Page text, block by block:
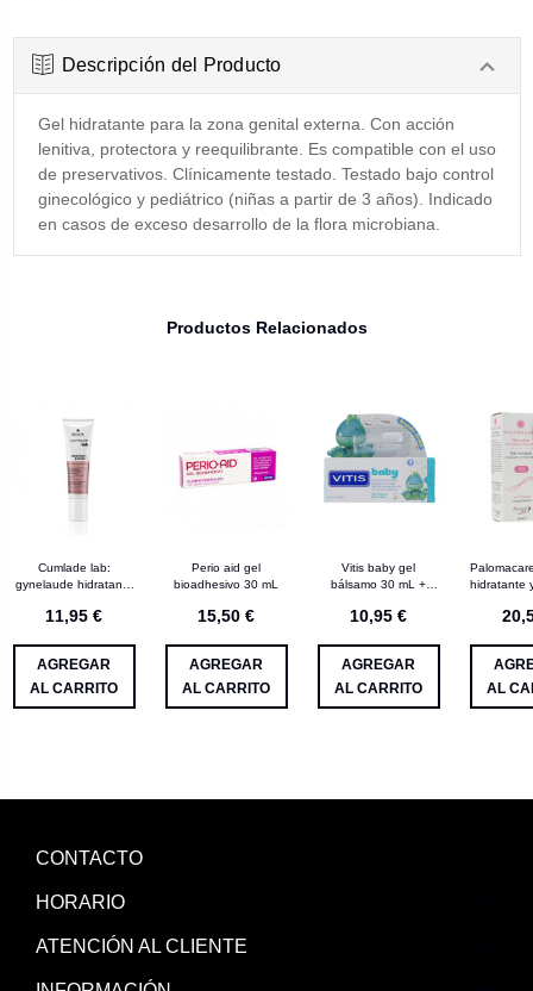
Descripción del Producto
Gel hidratante para la zona genital externa. Con acción
lenitiva, protectora y reequilibrante. Es compatible con el uso
de preservativos. Clínicamente testado. Testado bajo control
ginecológico y pediátrico (niñas a partir de 3 años). Indicado
en casos de exceso desarrollo de la flora microbiana.
Productos Relacionados
Cumlade lab:
gynelaude hidratante
11,95 €
AGREGAR
AL CARRITO
Perio aid gel
bioadhesivo 30 mL
15,50 €
AGREGAR
AL CARRITO
Vitis baby gel
bálsamo 30 mL +
10,95 €
AGREGAR
AL CARRITO
hidratante
AL
CONTACTO
HORARIO
ATENCIÓN AL CLIENTE